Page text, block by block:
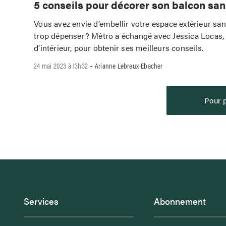
5 conseils pour décorer son balcon
Vous avez envie d’embellir votre espace extérieur
trop dépenser? Métro a échangé avec Jessica
d’intérieur, pour obtenir ses meilleurs conseils.
24 mai 2023 à 13h32 -Arianne Lebreux-Ebacher
Pour
Services Abonnement